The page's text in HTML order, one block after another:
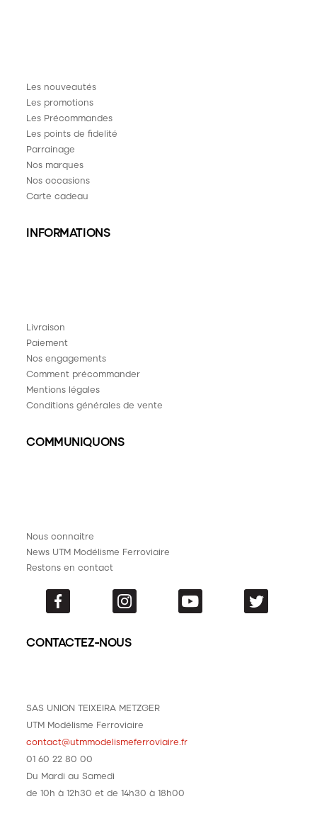
Les nouveautés
Les promotions
Les Précommandes
Les points de fidelité
Parrainage
Nos marques
Nos occasions
Carte cadeau
INFORMATIONS
Livraison
Paiement
Nos engagements
Comment précommander
Mentions légales
Conditions générales de vente
COMMUNIQUONS
Nous connaitre
News UTM Modélisme Ferroviaire
Restons en contact
CONTACTEZ-NOUS
SAS UNION TEIXEIRA METZGER
UTM Modélisme Ferroviaire
contact@utmmodelismeferroviaire.fr
01 60 22 80 00
Du Mardi au Samedi
de 10h à 12h30 et de 14h30 à 18h00